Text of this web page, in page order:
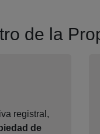
de la
registral,
de